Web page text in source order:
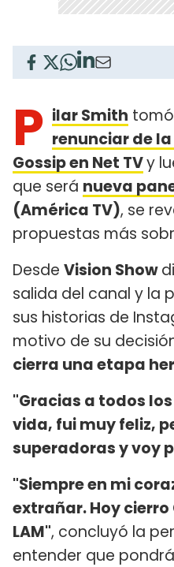
P ilar Smith
renunciar de
Gossip en Net TVy
que será nueva
(América TV), se
propuestas más
Desde Vision Show
salida del canal y la
sus historias de
motivo de su
cierra una etapa
"Gracias a todos
vida, fui muy feliz,
superadoras y voy
"Siempre en mi
extrañar. Hoy cierro
LAM", concluyó la
entender que